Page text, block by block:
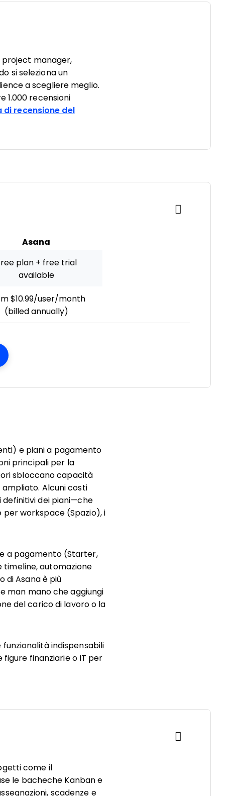
project manager,
si seleziona un
a scegliere meglio.
1.000 recensioni
recensione del
Asana
plan + free trial
available
$10.99/user/month
(billed annually)
New Window
e piani a pagamento
principali per la
sbloccano capacità
ampliato. Alcuni costi
definitivi dei piani—che
workspace (Spazio), i
a pagamento (Starter,
timeline, automazione
di Asana è più
man mano che aggiungi
del carico di lavoro o la
indispensabili
finanziarie o IT per
come il
le bacheche Kanban e
scadenze e